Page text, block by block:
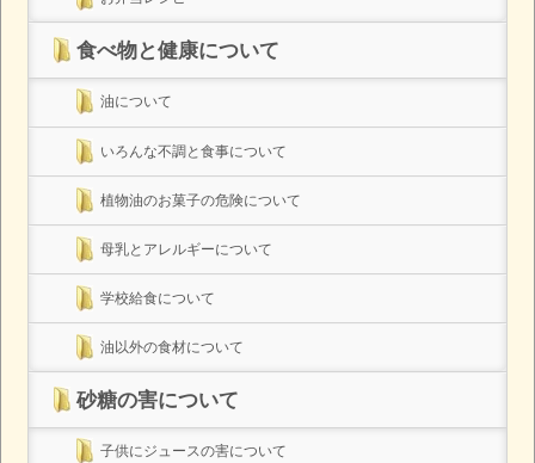
食べ物と健康について
油について
いろんな不調と食事について
植物油のお菓子の危険について
母乳とアレルギーについて
学校給食について
油以外の食材について
砂糖の害について
子供にジュースの害について